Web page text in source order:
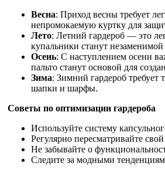
Весна: Приход весны требует
непромокаемую куртку для
Лето: Летний гардероб — это
купальники станут незаменимой
Осень: С наступлением осени
пальто станут основой для
Зима: Зимний гардероб
шапки и шарфы.
Советы по оптимизации гардероба
Используйте систему
Регулярно пересматривайте
Не забывайте о
Следите за модными